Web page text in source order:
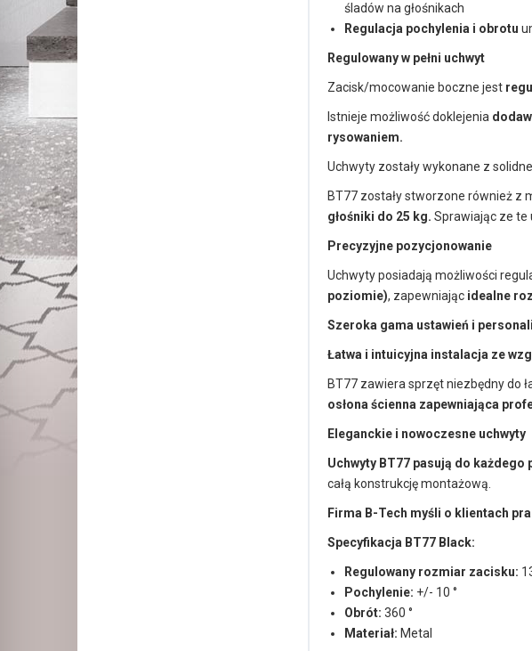
śladów na głośnikach
Regulacja pochylenia i obrotu
Regulowany w pełni uchwyt
Zacisk/mocowanie boczne jest
Istnieje możliwość doklejenia
rysowaniem.
Uchwyty zostały wykonane z
BT77 zostały stworzone również z
głośniki do 25 kg.Sprawiając ze te
Precyzyjne pozycjonowanie
Uchwyty posiadają możliwości
poziomie), zapewniając idealne
Szeroka gama ustawień i
Łatwa i intuicyjna instalacja ze
BT77 zawiera sprzęt niezbędny do
osłona ścienna zapewniająca
Eleganckie i nowoczesne uchwyty
Uchwyty BT77 pasują do każdego
całą konstrukcję montażową.
Firma B-Tech myśli o klientach
Specyfikacja BT77 Black:
Regulowany rozmiar zacisku:
Pochylenie: +/- 10 °
Obrót: 360 °
Materiał: Metal